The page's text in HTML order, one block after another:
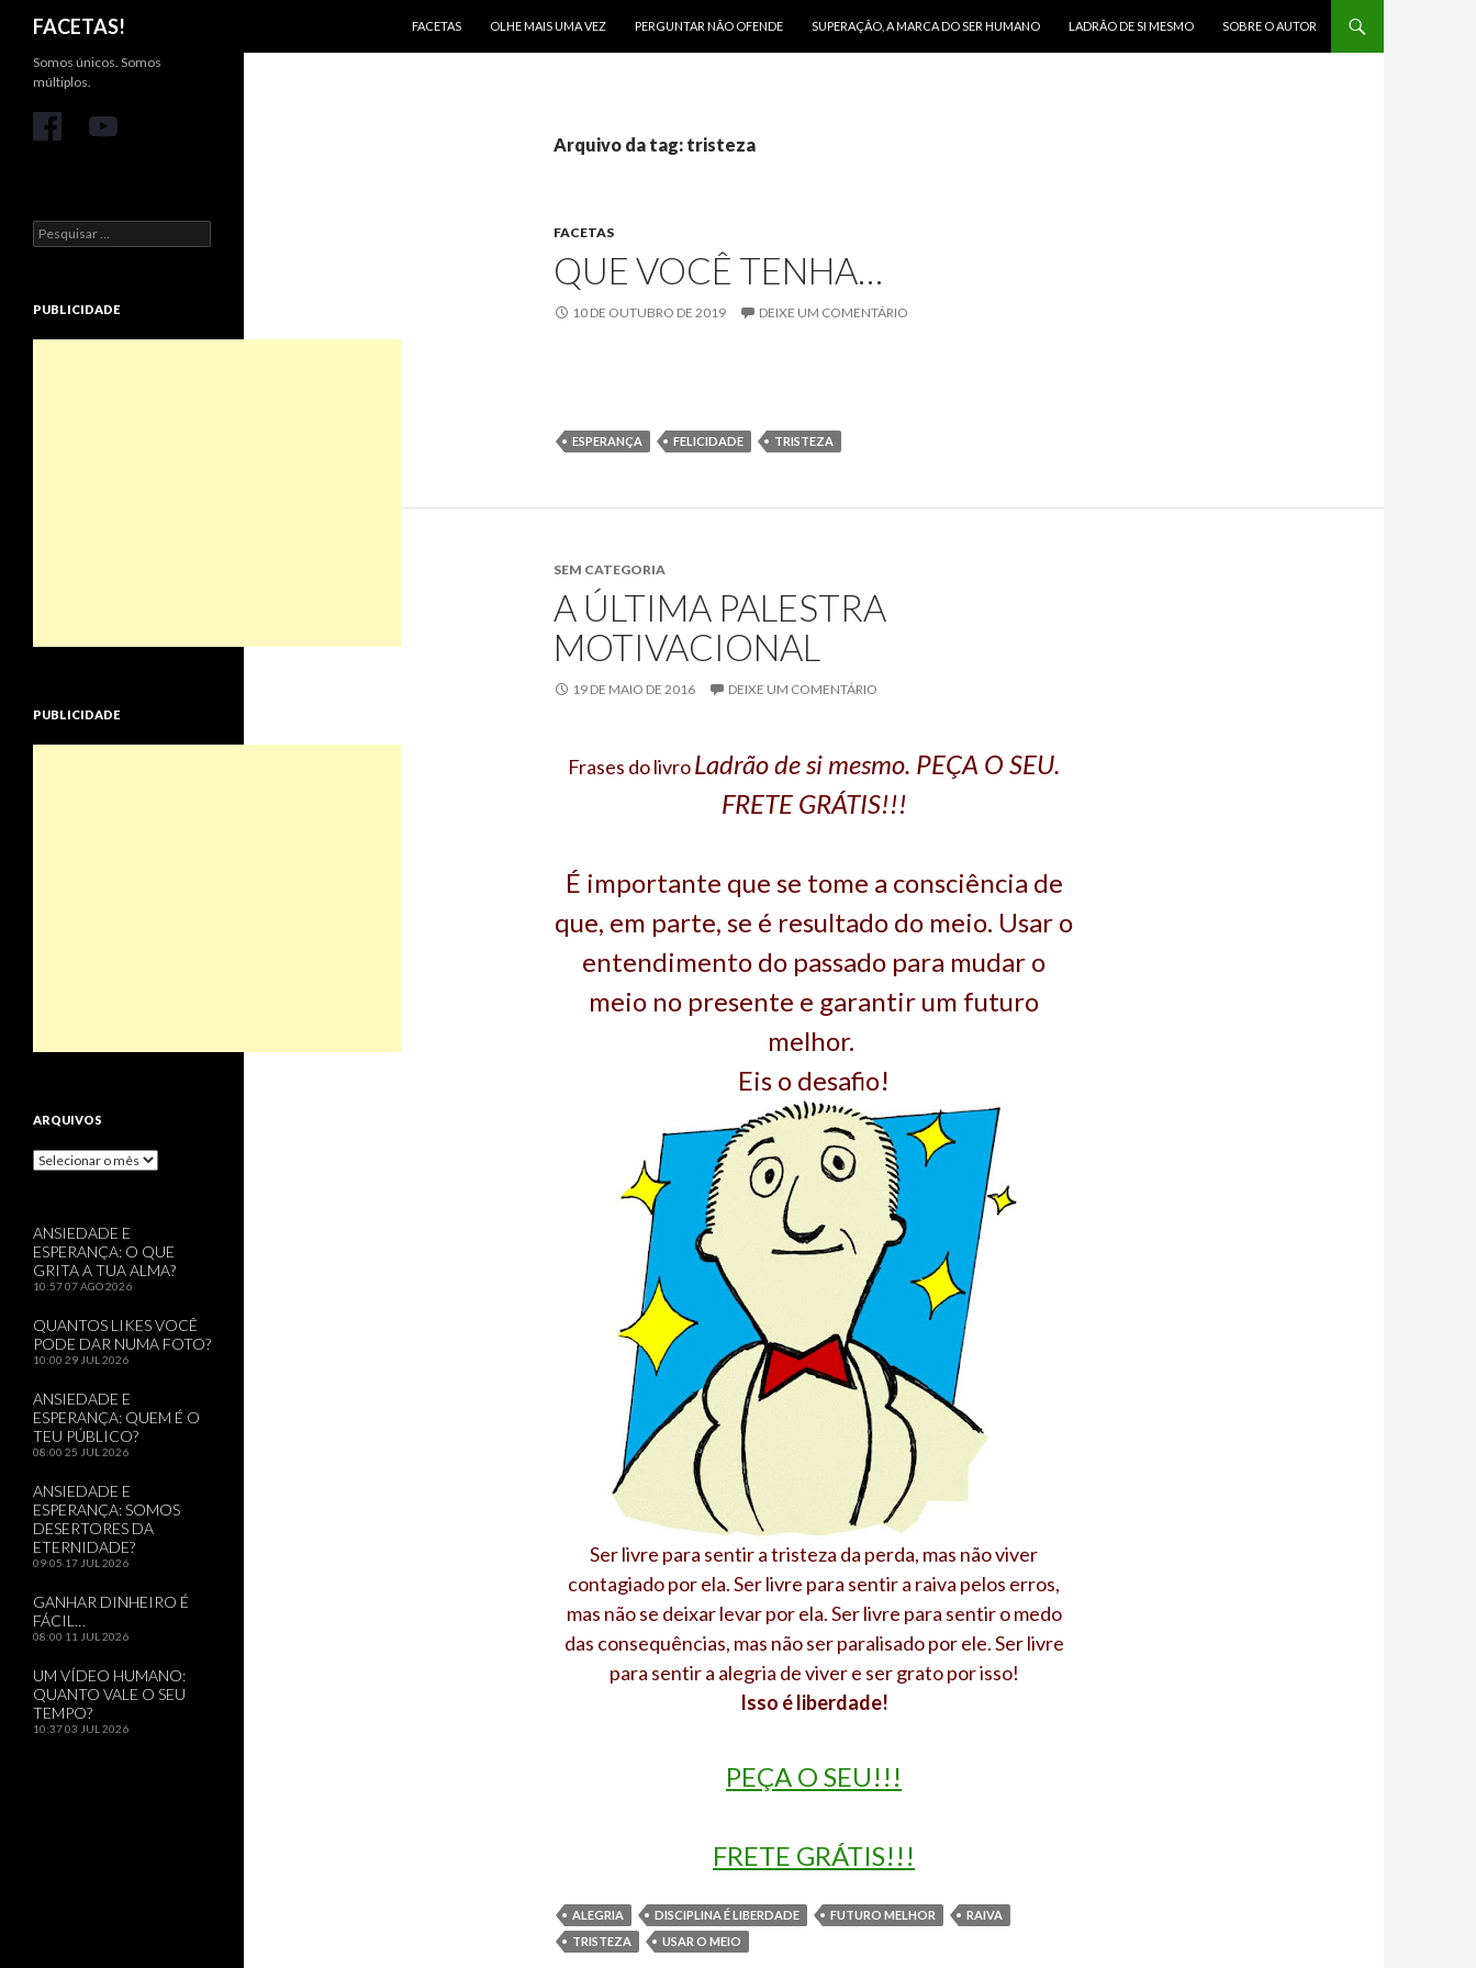
FACETAS!
FACETAS
OLHE MAIS UMA VEZ PERGUNTAR NÃO OFENDE SUPERAÇÃO, A MARCA DO SER HUMANO LADRÃO DE SI MESMO SOBRE O AUTOR
Arquivo da tag: tristeza
FACETAS
QUE VOCÊ TENHA…
10 DE OUTUBRO DE 2019 DEIXE UM COMENTÁRIO
ESPERANÇA FELICIDADE TRISTEZA
SEM CATEGORIA
A ÚLTIMA PALESTRA
MOTIVACIONAL
19 DE MAIO DE 2016 DEIXE UM COMENTÁRIO
Frases do livroLadrão de si mesmo. PEÇA O SEU.
FRETE GRÁTIS!!!
É importante que se tome a consciência de
que, em parte, se é resultado do meio. Usar o
entendimento do passado para mudar o
meio no presente e garantir um futuro
melhor.
Eis o desafio!
Ser livre para sentir a tristeza da perda, mas não viver
contagiado por ela. Ser livre para sentir a raiva pelos erros,
mas não se deixar levar por ela. Ser livre para sentir o medo
das consequências, mas não ser paralisado por ele. Ser livre
para sentir a alegria de viver e ser grato por isso!
Isso é liberdade!
PEÇA O SEU!!!
FRETE GRÁTIS!!!
ALEGRIA DISCIPLINA É LIBERDADE FUTURO MELHOR
RAIVA
TRISTEZA
USAR O MEIO
Somos únicos. Somos
múltiplos.
Pesquisar
por:
PUBLICIDADE
PUBLICIDADE
ARQUIVOS
Arquivos
ANSIEDADE E
ESPERANÇA: O QUE
GRITA A TUA ALMA?
10:5707 AGO 2026
QUANTOS LIKES VOCÊ
PODE DAR NUMA FOTO?
10:00 29 JUL 2026
ANSIEDADE E
ESPERANÇA: QUEM É O
TEU PÚBLICO?
08:00 25 JUL 2026
ANSIEDADE E
ESPERANÇA: SOMOS
DESERTORES DA
ETERNIDADE?
09:05 17 JUL 2026
GANHAR DINHEIRO É
FÁCIL…
08:00 11 JUL 2026
UM VÍDEO HUMANO:
QUANTO VALE O SEU
TEMPO?
10:3703 JUL 2026